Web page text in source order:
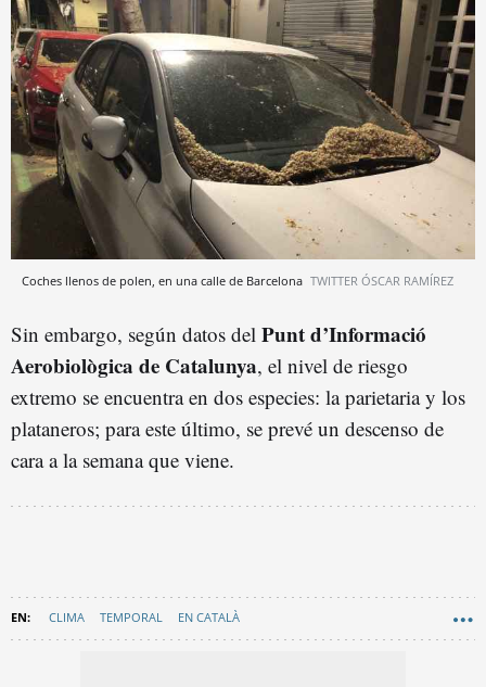
Coches llenos de polen, en una calle de Barcelona TWITTER ÓSCAR RAMÍREZ
Sin embargo, según datos del Punt d’Informació
Aerobiològica de Catalunya, el nivel de riesgo
extremo se encuentra en dos especies: la parietaria y los
plataneros; para este último, se prevé un descenso de
cara a la semana que viene.
CLIMA TEMPORAL EN CATALÀ